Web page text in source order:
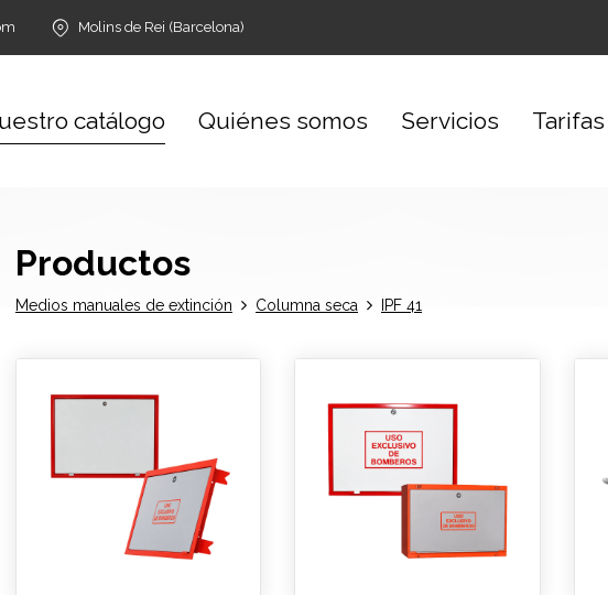
Molins de Rei (Barcelona)
catálogo Quiénes somos Servicios Tarifas
Productos
Medios manuales de extinción Columna seca IPF 41